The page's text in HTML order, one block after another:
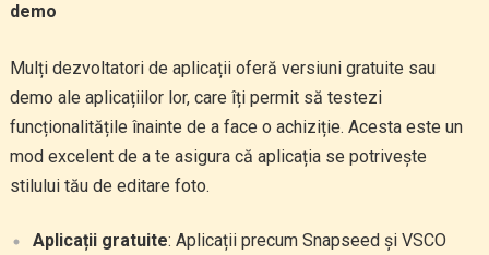
demo
Mulți dezvoltatori de aplicații oferă versiuni gratuite sau
demo ale aplicațiilor lor, care îți permit să testezi
funcționalitățile înainte de a face o achiziție. Acesta este un
mod excelent de a te asigura că aplicația se potrivește
stilului tău de editare foto.
Aplicații gratuite: Aplicații precum Snapseed și VSCO